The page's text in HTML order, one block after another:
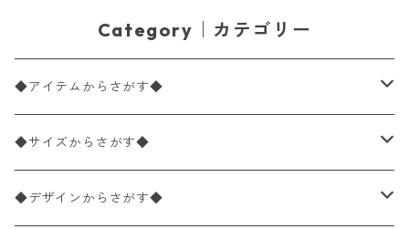
Category｜カテゴリー
◆アイテムからさがす◆
ペーパーナプキン2枚バラ売り
ペーパーナプキン1枚バラ売り
◆サイズからさがす◆
33×33cm（ランチサイズ）
◆デザインからさがす◆